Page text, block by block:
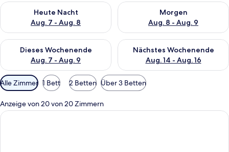
Heute Nacht
Aug. 7 - Aug. 8
Überprüfe die Verfügbarkeit für heute Nacht, Aug. 7 - Aug. 8.
Morgen
Aug. 8 - Aug. 9
Überprüfe die Verfügbarkeit
Dieses Wochenende
Aug. 7 - Aug. 9
Überprüfe die Verfügbarkeit für dieses Wochenende, Aug. 7
Nächstes Wochenende
Aug. 14 - Aug. 16
Überprüfe die Verfügbarkeit
Verfügbare
Filter
für
Zimmer
Alle Zimmer 1 Bett 2 Betten Über 3 Betten
Anzeige von 20 von 20 Zimmern